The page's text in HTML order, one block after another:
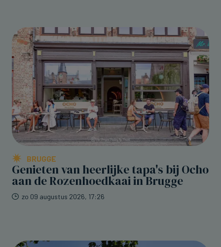
BRUGGE
Genieten van heerlijke tapa's bij Ocho
aan de Rozenhoedkaai in Brugge
zo 09 augustus 2026, 17:26